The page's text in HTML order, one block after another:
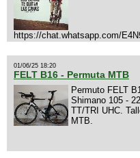
https://chat.whatsapp.com/
01/06/25 18:20
FELT B16 - Permuta MTB
Permuto FELT
Shimano 105 -
TT/TRI UHC.
MTB.